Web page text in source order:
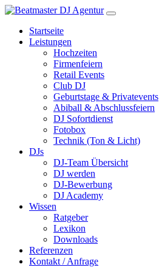
Startseite
Leistungen
Hochzeiten
Firmenfeiern
Retail Events
Club DJ
Geburtstage & Privatevents
Abiball & Abschlussfeiern
DJ Sofortdienst
Fotobox
Technik (Ton & Licht)
DJs
DJ-Team Übersicht
DJ werden
DJ-Bewerbung
DJ Academy
Wissen
Ratgeber
Lexikon
Downloads
Referenzen
Kontakt / Anfrage